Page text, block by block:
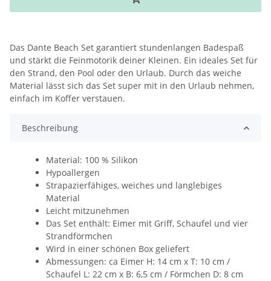
Das Dante Beach Set garantiert stundenlangen Badespaß
und stärkt die Feinmotorik deiner Kleinen. Ein ideales Set für
den Strand, den Pool oder den Urlaub. Durch das weiche
Material lässt sich das Set super mit in den Urlaub nehmen,
einfach im Koffer verstauen.
Beschreibung
Material: 100 % Silikon
Hypoallergen
Strapazierfähiges, weiches und langlebiges
Material
Leicht mitzunehmen
Das Set enthält: Eimer mit Griff, Schaufel und vier
Strandförmchen
Wird in einer schönen Box geliefert
Abmessungen: ca Eimer H: 14 cm x T: 10 cm /
Schaufel L: 22 cm x B: 6,5 cm / Förmchen D: 8 cm